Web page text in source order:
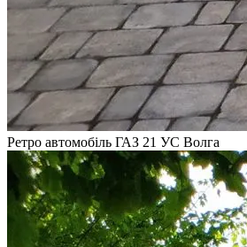
Ретро автомобіль ГАЗ 21 УС Волга